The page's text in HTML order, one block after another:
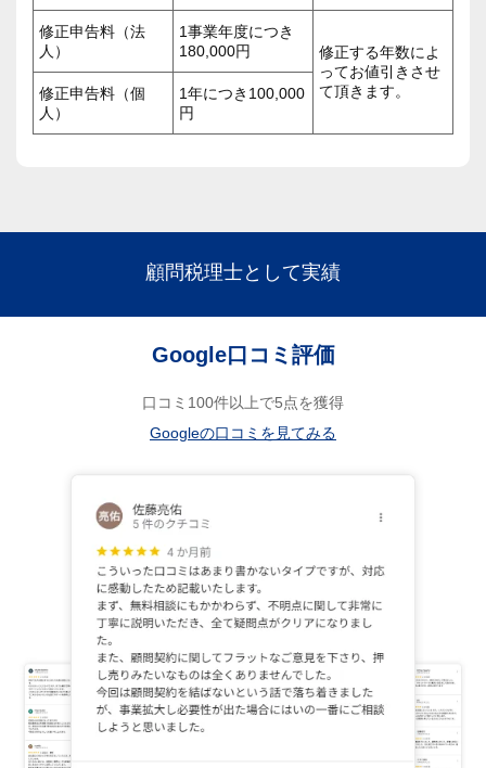
修正申告料（法
人）
1事業年度につき
180,000円
修正する年数によ
ってお値引きさせ
て頂きます。
修正申告料（個
人）
1年につき100,000
円
顧問税理士として実績
Google口コミ評価
口コミ100件以上で5点を獲得
Googleの口コミを見てみる